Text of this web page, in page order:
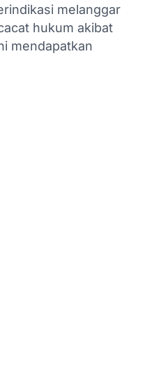
melanggar
hukum akibat
mendapatkan